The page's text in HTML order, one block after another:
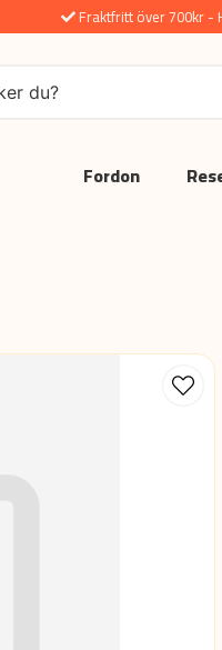
Fraktfritt över 700kr -
Fordon